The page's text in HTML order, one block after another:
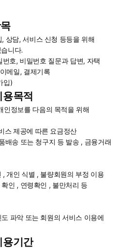
상담, 서비스 신청 등등을 위해
니다.
호, 비밀번호 질문과 답변, 자택
메일, 결제기록
입)
목적
인정보를 다음의 목적을 위해
스 제공에 따른 요금정산
배송 또는 청구지 등 발송 , 금융거래
개인 식별 , 불량회원의 부정 이용
인 , 연령확인 , 불만처리 등
파악 또는 회원의 서비스 이용에
용기간